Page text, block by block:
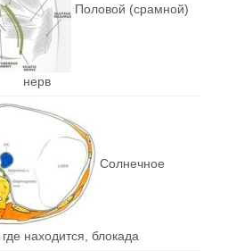
Половой (срамной)
нерв
Солнечное
находится, блокада